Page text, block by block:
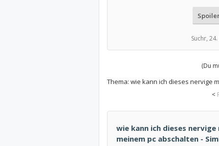
Suchr, 24.
(Du
Thema: wie kann ich dieses nervige
<
wie kann ich dieses
meinem pc abschalten -